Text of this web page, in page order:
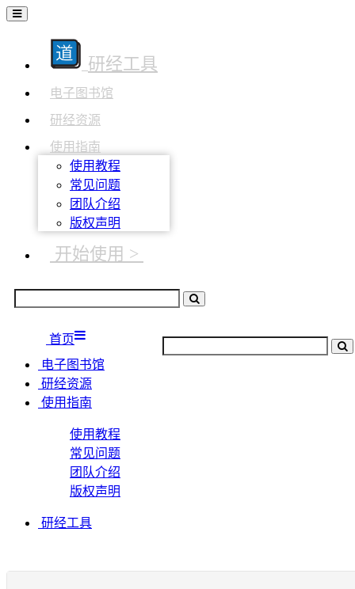
研经工具
电子图书馆
研经资源
使用指南
使用教程
常见问题
团队介绍
版权声明
开始使用 >
首页
电子图书馆
研经资源
使用指南
使用教程
常见问题
团队介绍
版权声明
研经工具